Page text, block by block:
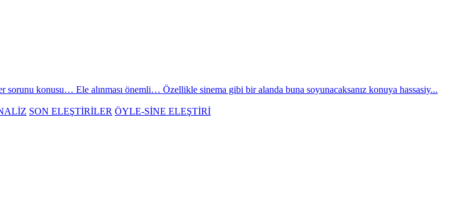
konusu… Ele alınması önemli… Özellikle sinema gibi bir alanda buna soyunacaksanız konuya hassasiy...
SON ELEŞTİRİLER ÖYLE-SİNE ELEŞTİRİ